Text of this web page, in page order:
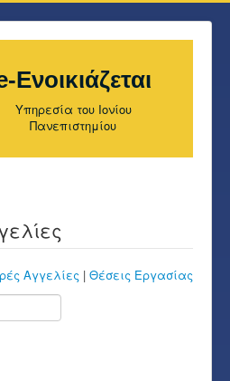
Ενοικιάζεται
Υπηρεσία του Ιονίου
Πανεπιστημίου
Αγγελίες | Θέσεις Εργασίας